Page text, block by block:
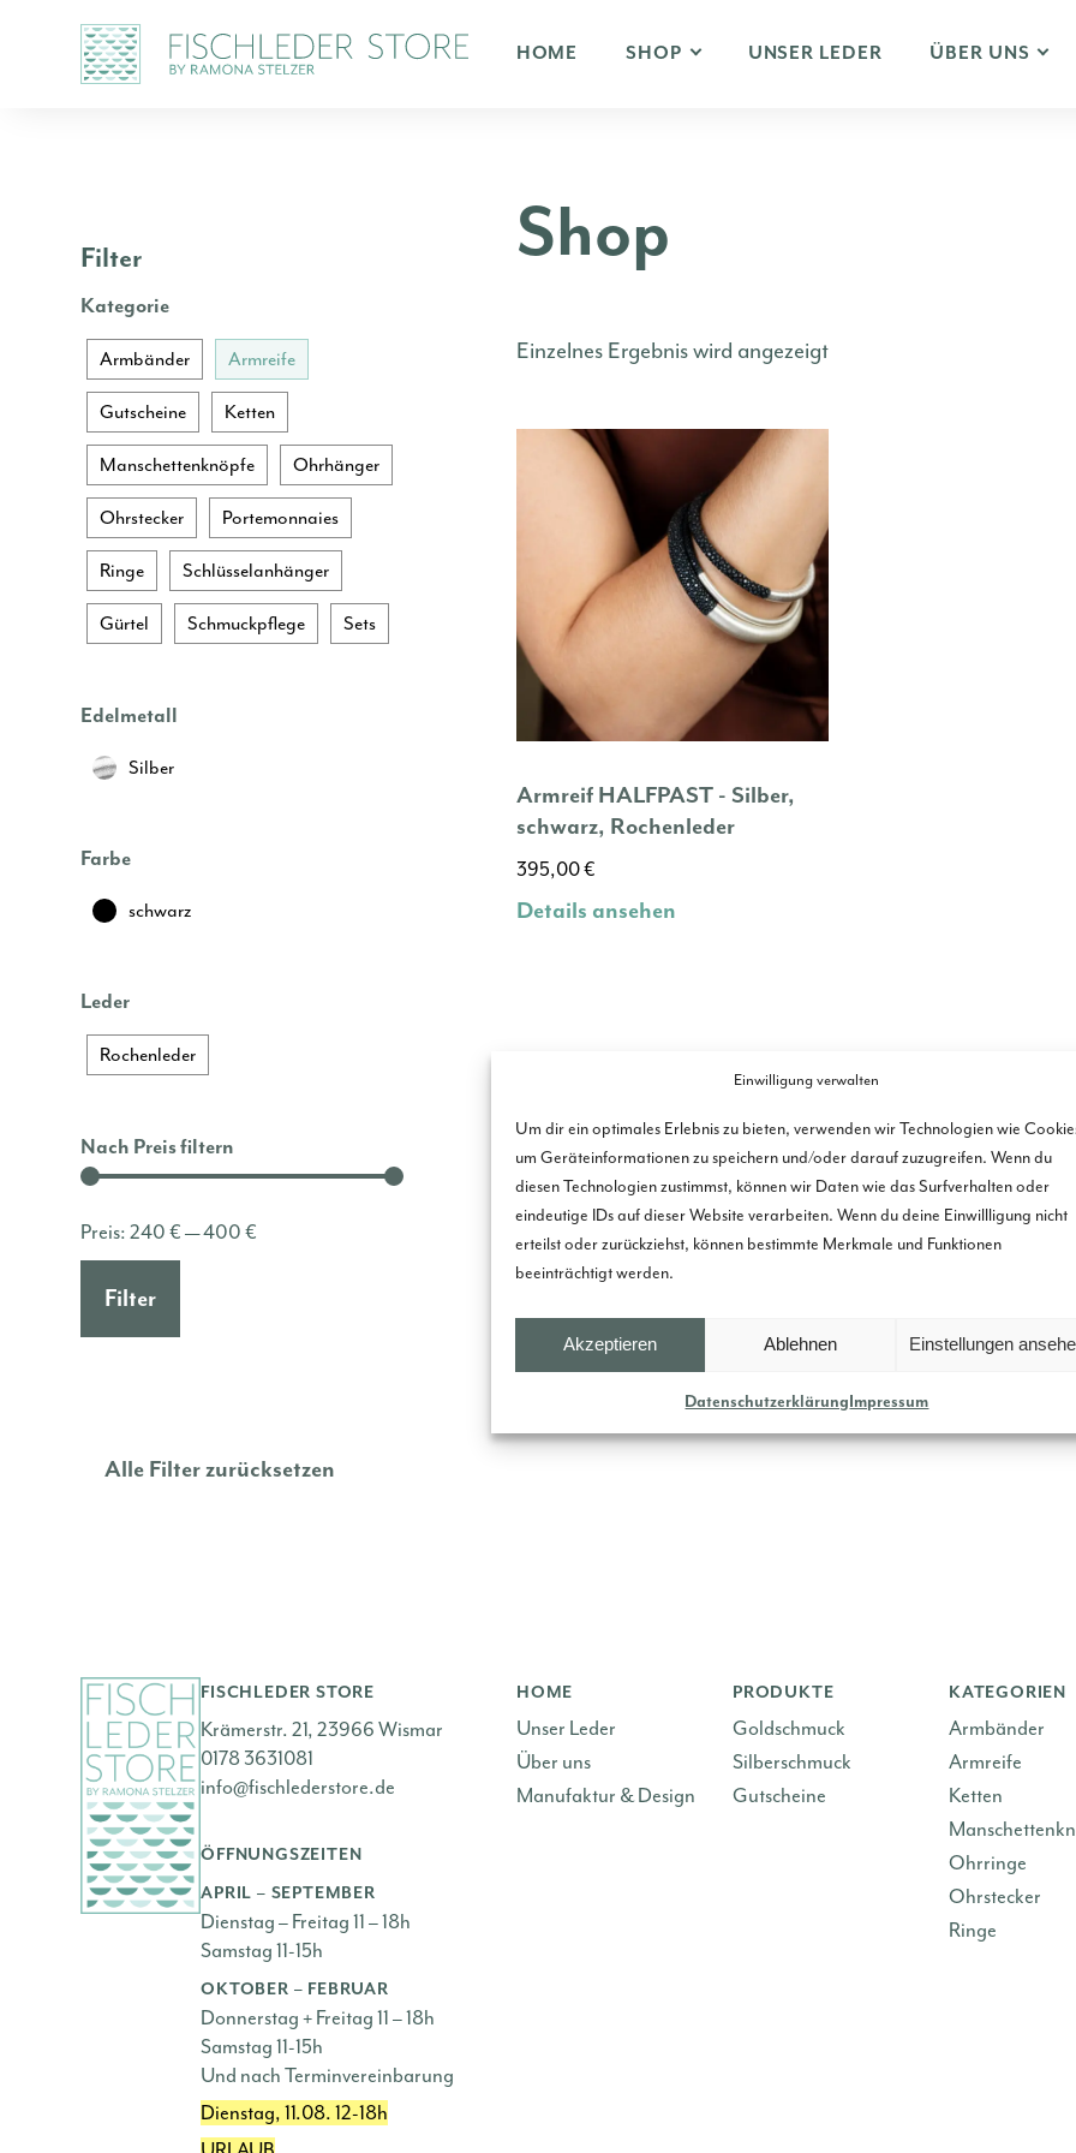
Einwilligung verwalten
Um dir ein optimales Erlebnis zu bieten, verwenden wir Technologien wie
um Geräteinformationen zu speichern und/oder darauf zuzugreifen. Wenn du
diesen Technologien zustimmst, können wir Daten wie das Surfverhalten oder
eindeutige IDs auf dieser Website verarbeiten. Wenn du deine Einwillligung nicht
erteilst oder zurückziehst, können bestimmte Merkmale und Funktionen
beeinträchtigt werden.
Akzeptieren Ablehnen Einstellungen
DatenschutzerklärungImpressum
HOME SHOP UNSER LEDER ÜBER UNS
Filter
Kategorie
Armbänder Armreife
Gutscheine Ketten
Manschettenknöpfe Ohrhänger
Ohrstecker Portemonnaies
Ringe Schlüsselanhänger
Gürtel Schmuckpflege Sets
Edelmetall
Silber
Farbe
schwarz
Leder
Rochenleder
Nach Preis filtern
Min.
Preis
Max.
PreisFilter
Preis:240 €—400 €
Alle Filter zurücksetzen
Shop
Einzelnes Ergebnis wird angezeigt
Armreif HALFPAST - Silber,
schwarz, Rochenleder
395,00€
Details ansehen
FISCHLEDER STORE
Krämerstr. 21, 23966 Wismar
0178 3631081
info@fischlederstore.de
ÖFFNUNGSZEITEN
APRIL – SEPTEMBER
Dienstag – Freitag 11 – 18h
Samstag 11-15h
OKTOBER – FEBRUAR
Donnerstag + Freitag 11 – 18h
Samstag 11-15h
Und nach Terminvereinbarung
Dienstag, 11.08. 12-18h
HOME
Unser Leder
Über uns
Manufaktur & Design
PRODUKTE
Goldschmuck
Silberschmuck
Gutscheine
KATEGORIEN
Armbänder
Armreife
Ketten
Ohrringe
Ohrstecker
Ringe